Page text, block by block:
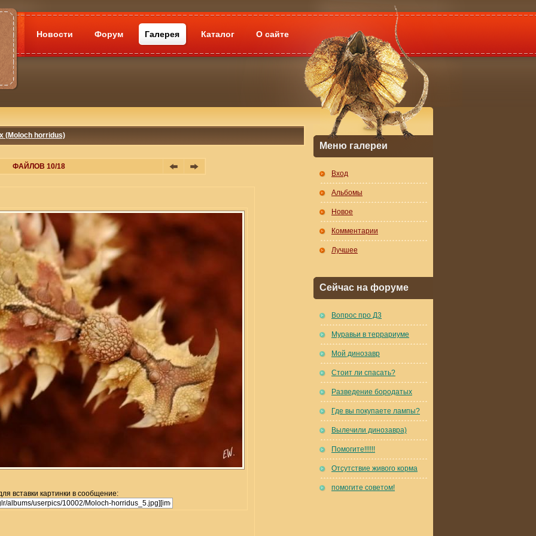
Новости Форум Галерея Каталог О сайте
(Moloch horridus)
ФАЙЛОВ 10/18
вставки картинки в сообщение:
Меню галереи
Вход
Альбомы
Новое
Комментарии
Лучшее
Сейчас на форуме
Вопрос про Д3
Муравьи в террариуме
Мой динозавр
Стоит ли спасать?
Разведение бородатых
Где вы покупаете лампы?
Вылечили динозавра)
Помогите!!!!!!
Отсутствие живого корма
помогите советом!